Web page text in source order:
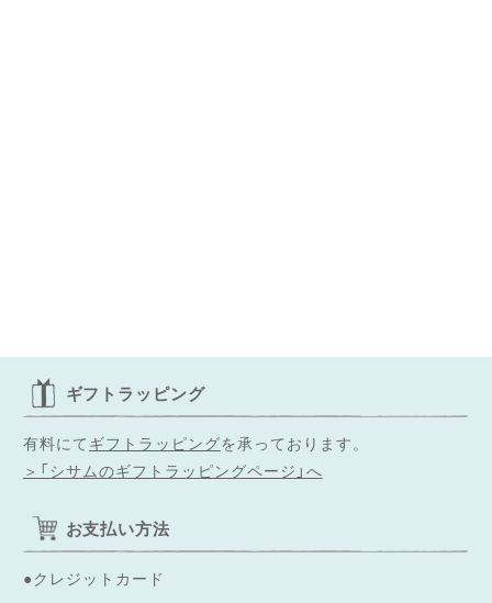
ギフトラッピング
有料にて ギフトラッピングを承っております。
＞「シサムのギフトラッピングページ」へ
お支払い方法
●クレジットカード